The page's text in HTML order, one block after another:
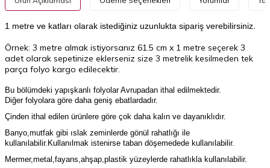
1 metre ve katları olarak istediğiniz uzunlukta sipariş verebilirsiniz.
Örnek: 3 metre almak istiyorsanız 61.5 cm x 1 metre seçerek 3
adet olarak sepetinize eklerseniz size 3 metrelik kesilmeden tek
parça folyo kargo edilecektir.
Bu bölümdeki yapışkanlı folyolar Avrupadan ithal edilmektedir.
Diğer folyolara göre daha geniş ebatlardadır.
Çinden ithal edilen ürünlere göre çok daha kalın ve dayanıklıdır.
Banyo,mutfak gibi ıslak zeminlerde gönül rahatlığı ile
kullanılabilir.Kullanılmak istenirse taban döşemedede kullanılabilir.
Mermer,metal,fayans,ahşap,plastik yüzeylerde rahatlıkla kullanılabilir.